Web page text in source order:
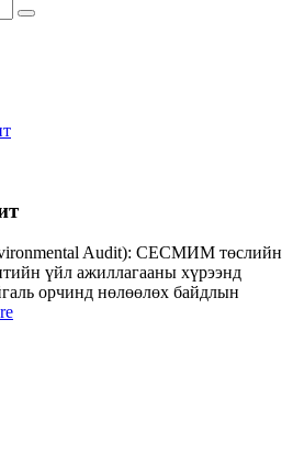
Audit): СЕСМИМ төслийн
үйл ажиллагааны хүрээнд
орчинд нөлөөлөх байдлын